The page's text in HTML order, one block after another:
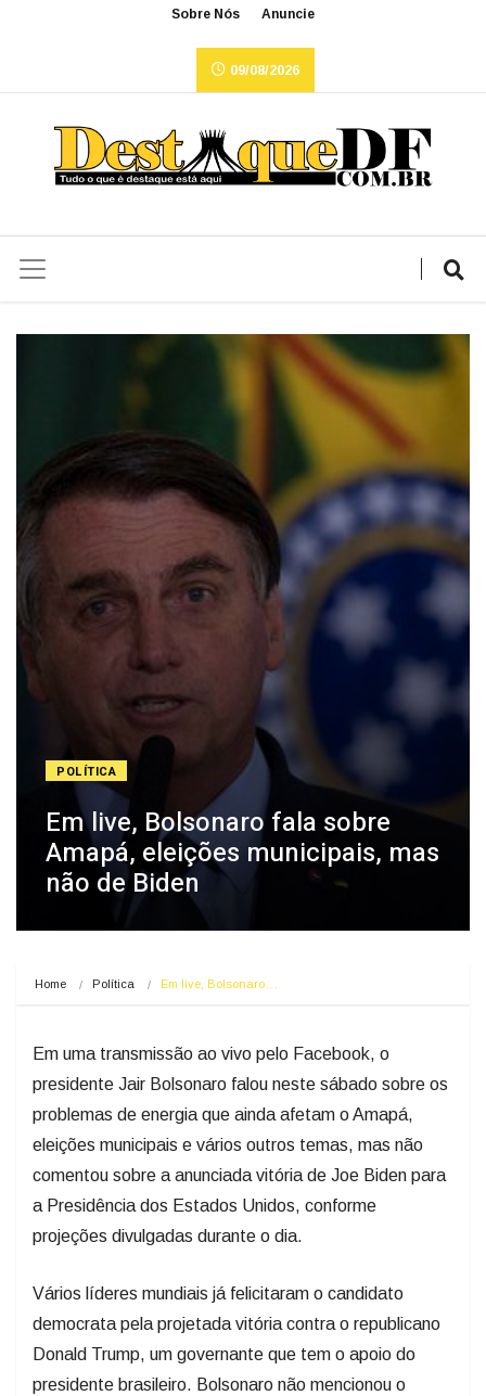
Sobre Nós Anuncie
09/08/2026
POLÍTICA
Em live, Bolsonaro fala sobre
Amapá, eleições municipais, mas
não de Biden
Home Política Em live, Bolsonaro…
Em uma transmissão ao vivo pelo Facebook, o
presidente Jair Bolsonaro falou neste sábado sobre os
problemas de energia que ainda afetam o Amapá,
eleições municipais e vários outros temas, mas não
comentou sobre a anunciada vitória de Joe Biden para
a Presidência dos Estados Unidos, conforme
projeções divulgadas durante o dia.
Vários líderes mundiais já felicitaram o candidato
democrata pela projetada vitória contra o republicano
Donald Trump, um governante que tem o apoio do
presidente brasileiro. Bolsonaro não mencionou o